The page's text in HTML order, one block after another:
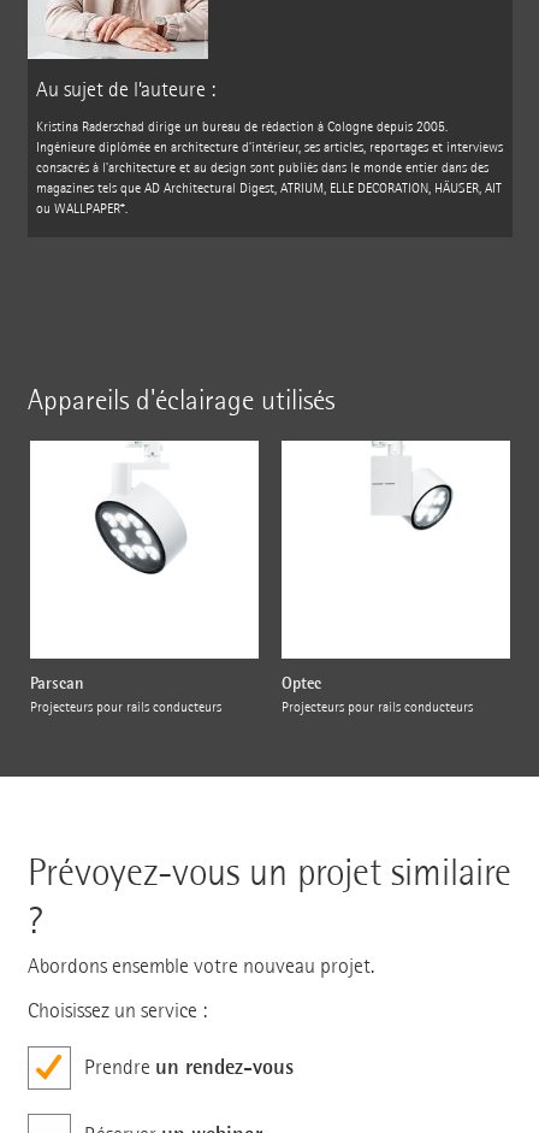
Au sujet de l’auteure :
Kristina Raderschad dirige un bureau de rédaction à Cologne depuis 2005.
Ingénieure diplômée en architecture d’intérieur, ses articles, reportages et interviews
consacrés à l’architecture et au design sont publiés dans le monde entier dans des
magazines tels que AD Architectural Digest, ATRIUM, ELLE DECORATION, HÄUSER, AIT
ou WALLPAPER*.
Appareils d'éclairage utilisés
Parscan
Projecteurs pour rails conducteurs
Optec
Projecteurs pour rails conducteurs
Prévoyez-vous un projet similaire
?
Abordons ensemble votre nouveau projet.
Choisissez un service :
Prendre un rendez-vous